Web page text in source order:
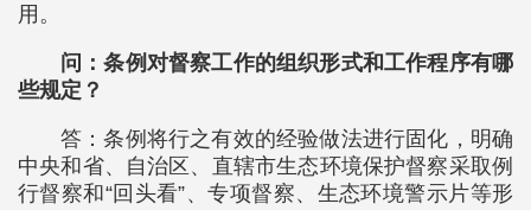
用。
问：条例对督察工作的组织形式和工作程序有哪
些规定？
答：条例将行之有效的经验做法进行固化，明确
中央和省、自治区、直辖市生态环境保护督察采取例
行督察和“回头看”、专项督察、生态环境警示片等形